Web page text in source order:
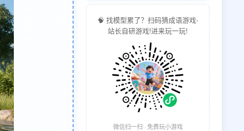
🧠 找模型累了？扫码猜成语游戏-
站长自研游戏!进来玩一玩!
微信扫一扫 · 免费玩小游戏